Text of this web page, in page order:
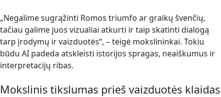
„Negalime sugrąžinti Romos triumfo ar graikų švenčių,
tačiau galime juos vizualiai atkurti ir taip skatinti dialogą
tarp įrodymų ir vaizduotės“, – teigė mokslininkai. Tokiu
būdu AI padeda atskleisti istorijos spragas, neaiškumus ir
interpretacijų ribas.
Mokslinis tikslumas prieš vaizduotės klaidas